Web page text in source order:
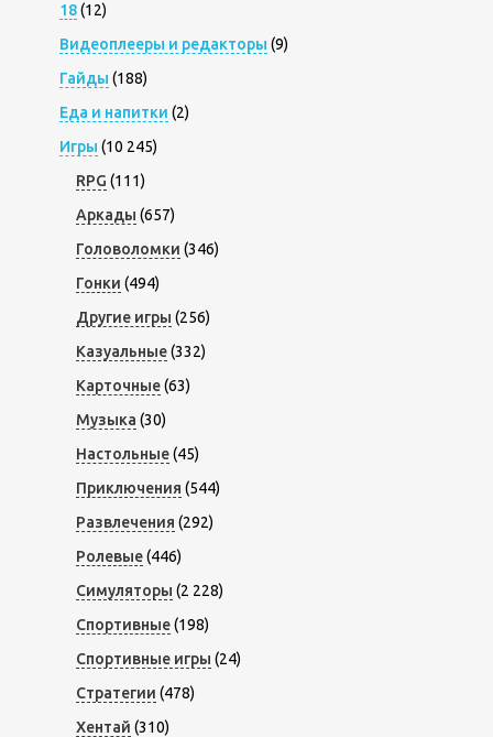
18(12)
Видеоплееры и редакторы (9)
Гайды (188)
Еда и напитки (2)
Игры (10 245)
RPG (111)
Аркады (657)
Головоломки (346)
Гонки (494)
Другие игры (256)
Казуальные(332)
Карточные(63)
Музыка (30)
Настольные(45)
Приключения (544)
Развлечения (292)
Ролевые(446)
Симуляторы (2 228)
Спортивные(198)
Спортивные игры (24)
Стратегии (478)
Хентай (310)